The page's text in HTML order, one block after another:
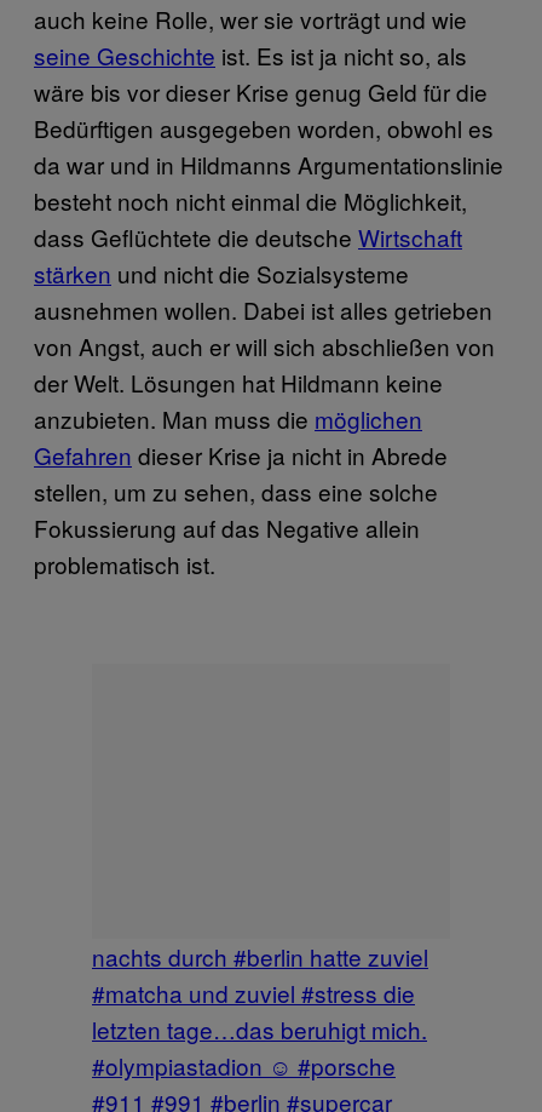
auch keine Rolle, wer sie vorträgt und wie
seine Geschichte ist. Es ist ja nicht so, als
wäre bis vor dieser Krise genug Geld für die
Bedürftigen ausgegeben worden, obwohl es
da war und in Hildmanns Argumentationslinie
besteht noch nicht einmal die Möglichkeit,
dass Geflüchtete die deutsche Wirtschaft
stärken und nicht die Sozialsysteme
ausnehmen wollen. Dabei ist alles getrieben
von Angst, auch er will sich abschließen von
der Welt. Lösungen hat Hildmann keine
anzubieten. Man muss die möglichen
Gefahren dieser Krise ja nicht in Abrede
stellen, um zu sehen, dass eine solche
Fokussierung auf das Negative allein
problematisch ist.
nachts durch #berlin hatte zuviel
#matcha und zuviel #stress die
letzten tage…das beruhigt mich.
#olympiastadion ☺ #porsche
#911 #991 #berlin #supercar